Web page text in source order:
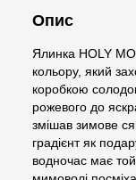
Опис
Ялинка HOLY
кольору, який
коробкою
рожевого до
змішав зимове
градієнт як
водночас має